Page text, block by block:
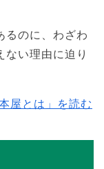
るのに、わざわ
ない理由に迫り
屋とは」を読む